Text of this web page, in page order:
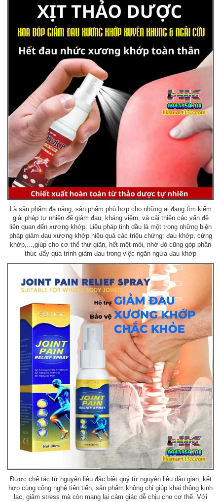
Là sản phẩm đa năng, sản phẩm phù hợp cho những ai đang tìm kiếm
giải pháp tự nhiên để giảm đau, kháng viêm, và cải thiện các vấn đề
liên quan đến xương khớp. Liệu pháp tinh dầu là một trong những biện
pháp giảm đau xương khớp hiệu quả các triệu chứng: đau khớp, cứng
khớp,...,giúp cho cơ thể thư giãn, hết mệt mỏi, nhờ đó cũng góp phần
thúc đẩy quá trình giảm đau trong việc ngăn ngừa đau khớp
Được chế tác từ nguyên liệu đặc biệt quý từ nguyên liệu dân gian, kết
hợp cùng công nghệ tiên tiến, sản phẩm không chỉ giúp khai thông kinh
lạc, giảm stress mà còn mang lại cảm giác dễ chịu cho cơ thể. Với